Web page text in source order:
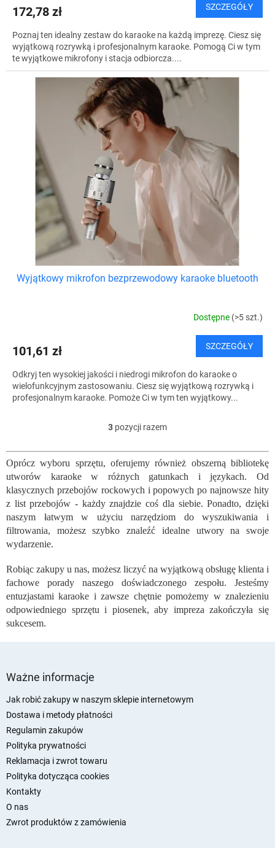
172,78 zł SZCZEGÓŁY
Poznaj ten idealny zestaw do karaoke na każdą imprezę. Ciesz się
wyjątkową rozrywką i profesjonalnym karaoke. Pomogą Ci w tym
te wyjątkowe mikrofony i stacja odbiorcza....
Wyjątkowy mikrofon bezprzewodowy karaoke bluetooth
Dostępne (>5 szt.)
101,61 zł SZCZEGÓŁY
Odkryj ten wysokiej jakości i niedrogi mikrofon do karaoke o
wielofunkcyjnym zastosowaniu. Ciesz się wyjątkową rozrywką i
profesjonalnym karaoke. Pomoże Ci w tym ten wyjątkowy...
K
n
t
r
o
l
k
l
t
y
3 pozycji razem
Oprócz wyboru sprzętu, oferujemy również obszerną bibliotekę
utworów karaoke w różnych gatunkach i językach. Od
klasycznych przebojów rockowych i popowych po najnowsze hity
z list przebojów - każdy znajdzie coś dla siebie. Ponadto, dzięki
naszym łatwym w użyciu narzędziom do wyszukiwania i
filtrowania, możesz szybko znaleźć idealne utwory na swoje
wydarzenie.
Robiąc zakupy u nas, możesz liczyć na wyjątkową obsługę klienta i
fachowe porady naszego doświadczonego zespołu. Jesteśmy
entuzjastami karaoke i zawsze chętnie pomożemy w znalezieniu
odpowiedniego sprzętu i piosenek, aby impreza zakończyła się
sukcesem.
Ważne informacje
Jak robić zakupy w naszym sklepie internetowym
Dostawa i metody płatności
Regulamin zakupów
Polityka prywatności
Reklamacja i zwrot towaru
Polityka dotycząca cookies
Kontakty
O nas
Zwrot produktów z zamówienia